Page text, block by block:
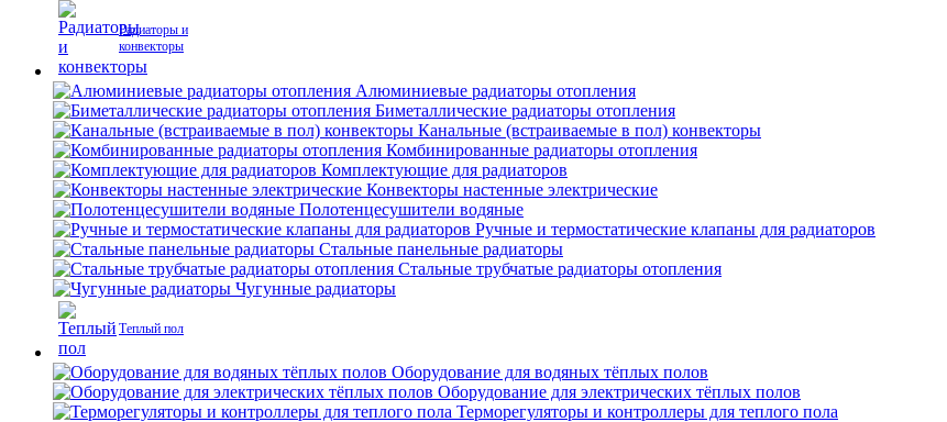
Радиаторы и
конвекторы
Алюминиевые радиаторы отопления
Биметаллические радиаторы отопления
Канальные (встраиваемые в пол) конвекторы
Комбинированные радиаторы отопления
Комплектующие для радиаторов
Конвекторы настенные электрические
Полотенцесушители водяные
Ручные и термостатические клапаны для радиаторов
Стальные панельные радиаторы
Стальные трубчатые радиаторы отопления
Чугунные радиаторы
Теплый пол
Оборудование для водяных тёплых полов
Оборудование для электрических тёплых полов
Терморегуляторы и контроллеры для теплого пола